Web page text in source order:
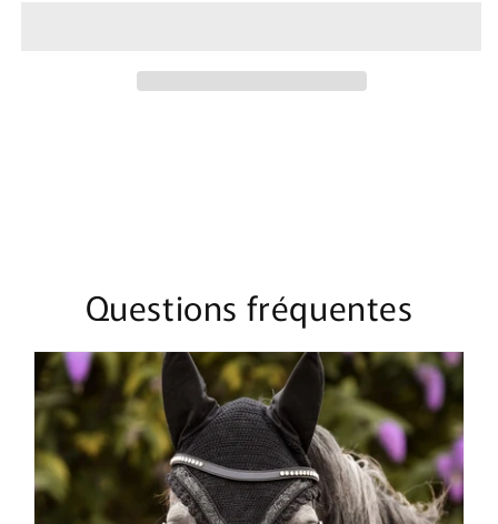
Questions fréquentes